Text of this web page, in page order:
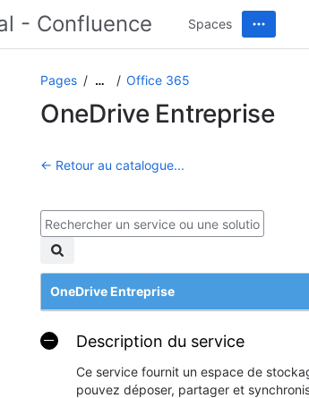
Spaces
Pages … Office 365
OneDrive Entreprise
← Retour au catalogue...
OneDrive Entreprise
Description du service
Ce service fournit un espace de
pouvez déposer, partager et